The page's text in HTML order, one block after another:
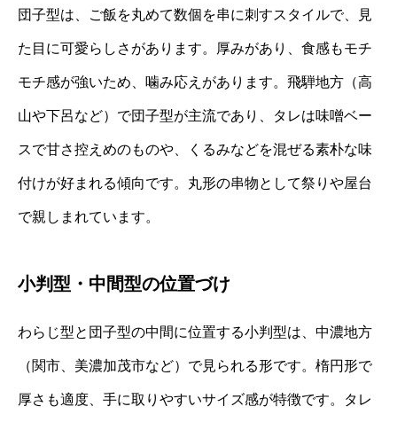
団子型は、ご飯を丸めて数個を串に刺すスタイルで、見
た目に可愛らしさがあります。厚みがあり、食感もモチ
モチ感が強いため、噛み応えがあります。飛騨地方（高
山や下呂など）で団子型が主流であり、タレは味噌ベー
スで甘さ控えめのものや、くるみなどを混ぜる素朴な味
付けが好まれる傾向です。丸形の串物として祭りや屋台
で親しまれています。
小判型・中間型の位置づけ
わらじ型と団子型の中間に位置する小判型は、中濃地方
（関市、美濃加茂市など）で見られる形です。楕円形で
厚さも適度、手に取りやすいサイズ感が特徴です。タレ